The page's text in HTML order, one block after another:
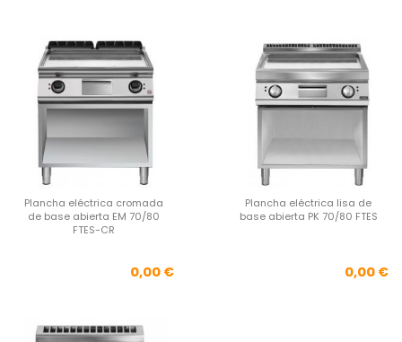
Plancha eléctrica cromada
de base abierta EM 70/80
FTES-CR
Precio
0,00 €
Plancha eléctrica lisa de
base abierta PK 70/80 FTES
0,00 €